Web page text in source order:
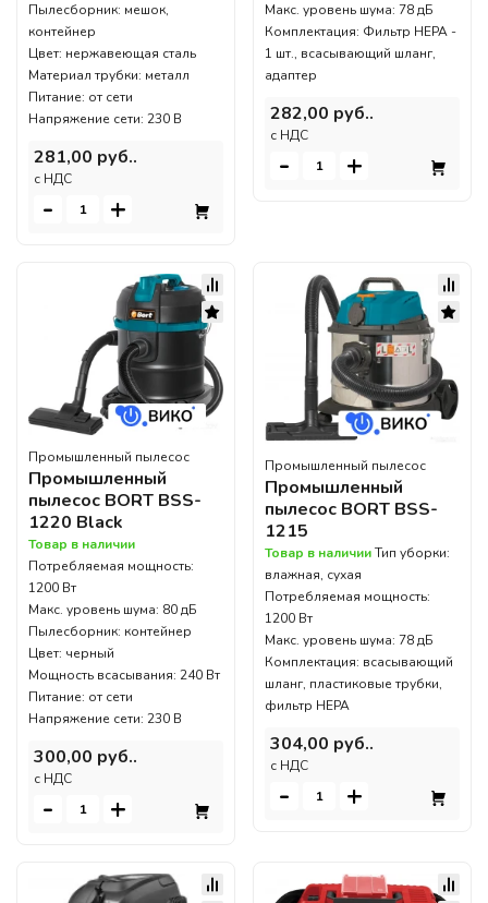
Пылесборник: мешок,
контейнер
Цвет: нержавеющая сталь
Материал трубки: металл
Питание: от сети
Напряжение сети: 230 В
281,00 руб..
c НДС
- +
Макс. уровень шума: 78 дБ
Комплектация: Фильтр HEPA -
1 шт., всасывающий шланг,
адаптер
282,00 руб..
c НДС
- +
Промышленный пылесос
Промышленный
пылесос BORT BSS-
1220 Black
Товар в наличии
Потребляемая мощность:
1200 Вт
Макс. уровень шума: 80 дБ
Пылесборник: контейнер
Цвет: черный
Мощность всасывания: 240 Вт
Питание: от сети
Напряжение сети: 230 В
300,00 руб..
c НДС
- +
Промышленный пылесос
Промышленный
пылесос BORT BSS-
1215
Товар в наличииТип уборки:
влажная, сухая
Потребляемая мощность:
1200 Вт
Макс. уровень шума: 78 дБ
Комплектация: всасывающий
шланг, пластиковые трубки,
фильтр HEPA
304,00 руб..
c НДС
- +